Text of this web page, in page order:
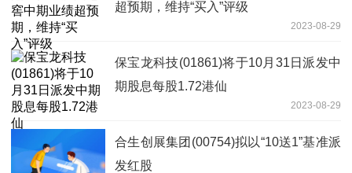
超预期，维持“买入”评级
2023-08-29
保宝龙科技(01861)将于10月31日派发中
期股息每股1.72港仙
2023-08-29
合生创展集团(00754)拟以“10送1”基准派
发红股